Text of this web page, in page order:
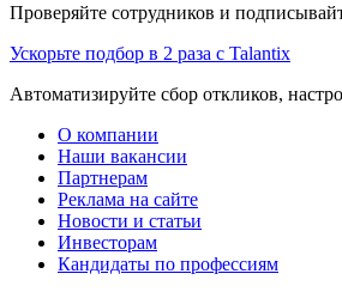
Проверяйте сотрудников и
Ускорьте подбор в 2 раза с Talantix
Автоматизируйте сбор откликов,
О компании
Наши вакансии
Партнерам
Реклама на сайте
Новости и статьи
Инвесторам
Кандидаты по профессиям